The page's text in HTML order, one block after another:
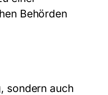
Behörden
sondern auch